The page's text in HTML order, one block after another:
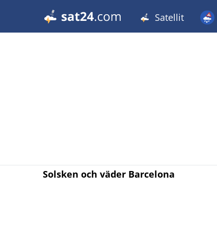
Satellit
Solsken och väder Barcelona